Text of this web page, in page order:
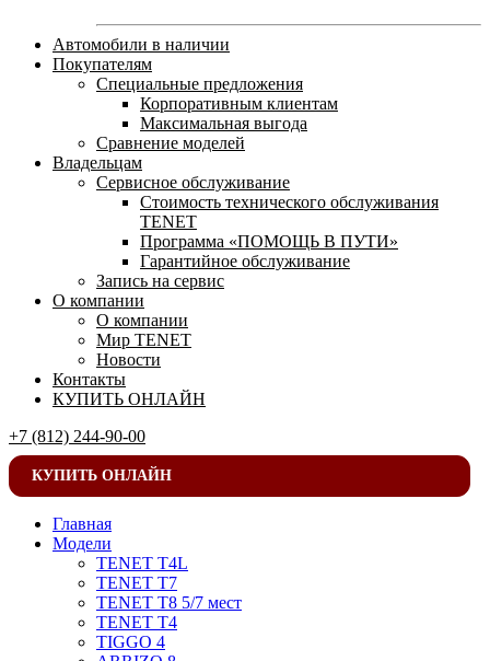
Автомобили в наличии
Покупателям
Специальные предложения
Корпоративным клиентам
Максимальная выгода
Сравнение моделей
Владельцам
Сервисное обслуживание
Стоимость технического обслуживания
TENET
Программа «ПОМОЩЬ В ПУТИ»
Гарантийное обслуживание
Запись на сервис
О компании
О компании
Мир TENET
Новости
Контакты
КУПИТЬ ОНЛАЙН
+7 (812) 244-90-00
КУПИТЬ ОНЛАЙН
Главная
Модели
TENET T4L
TENET T7
TENET T8 5/7 мест
TENET T4
TIGGO 4